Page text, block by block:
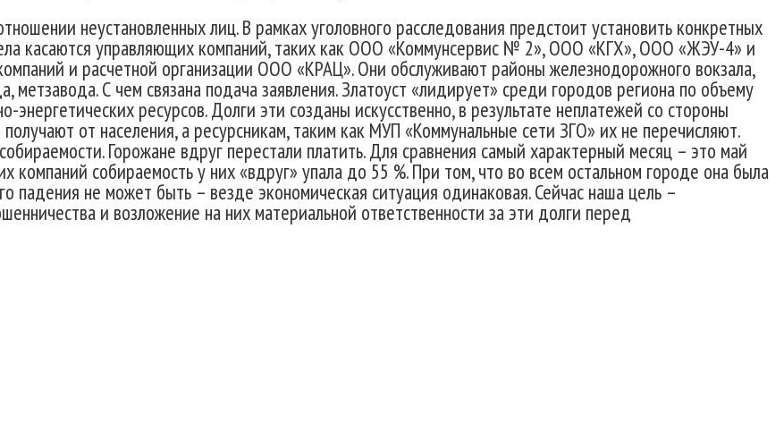
неустановленных лиц. В рамках уголовного расследования предстоит установить конкретных
касаются управляющих компаний, таких как ООО «Коммунсервис № 2», ООО «КГХ», ООО «ЖЭУ-4» и
и расчетной организации ООО «КРАЦ». Они обслуживают районы железнодорожного вокзала,
метзавода. С чем связана подача заявления. Златоуст «лидирует» среди городов региона по объему
ресурсов. Долги эти созданы искусственно, в результате неплатежей со стороны
от населения, а ресурсникам, таким как МУП «Коммунальные сети ЗГО» их не перечисляют.
Горожане вдруг перестали платить. Для сравнения самый характерный месяц – это май
компаний собираемость у них «вдруг» упала до 55 %. При том, что во всем остальном городе она была
падения не может быть – везде экономическая ситуация одинаковая. Сейчас наша цель –
и возложение на них материальной ответственности за эти долги перед